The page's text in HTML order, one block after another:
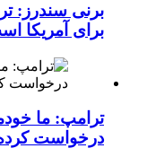
برنی سندرز:
برای آمریکا
ترامپ: ما
درخواست